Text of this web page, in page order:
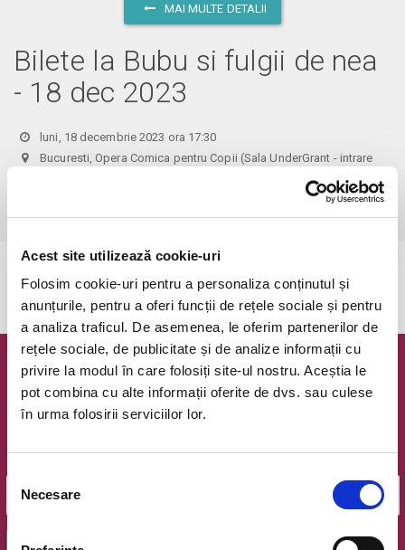
Acest site utilizează cookie-uri
Folosim cookie-uri pentru a personaliza conținutul și
anunțurile, pentru a oferi funcții de rețele sociale și pentru
a analiza traficul. De asemenea, le oferim partenerilor de
rețele sociale, de publicitate și de analize informații cu
privire la modul în care folosiți site-ul nostru. Aceștia le
pot combina cu alte informații oferite de dvs. sau culese
în urma folosirii serviciilor lor.
Selecția
consimțământului
Necesare
MAI MULTE DETALII
Bilete la Bubu si fulgii de nea
- 18 dec 2023
luni, 18 decembrie 2023 ora 17:30
Bucuresti, Opera Comica pentru Copii (Sala UnderGrant - intrare
Newsletter @ Bilete.ro
Oferte exclusive si o editie saptamanala cu cele mai noi
OK